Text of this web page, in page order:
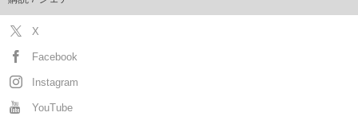
X
Facebook
Instagram
YouTube